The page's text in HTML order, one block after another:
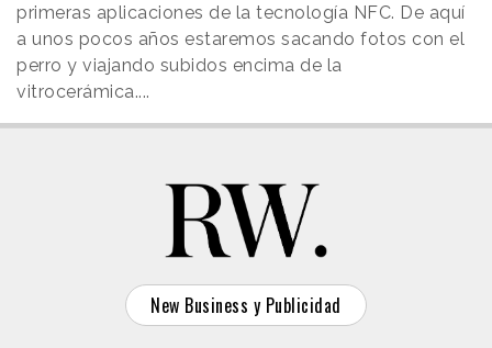
primeras aplicaciones de la tecnología NFC. De aquí
a unos pocos años estaremos sacando fotos con el
perro y viajando subidos encima de la
vitrocerámica....
New Business y Publicidad